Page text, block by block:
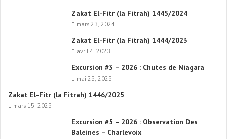
Zakat El-Fitr (la Fitrah) 1445/2024
mars 23, 2024
Zakat El-Fitr (la Fitrah) 1444/2023
avril 4, 2023
Excursion #3 – 2026 : Chutes de Niagara
mai 25, 2025
Zakat El-Fitr (la Fitrah) 1446/2025
mars 15, 2025
Excursion #5 – 2026 : Observation Des
Baleines – Charlevoix